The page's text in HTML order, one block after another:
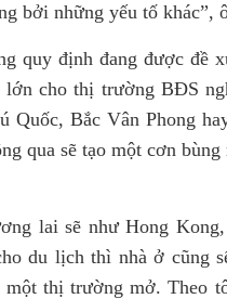
bởi những yếu tố khác”,
quy định đang được đề
cho thị trường BĐS
Quốc, Bắc Vân Phong
qua sẽ tạo một cơn
lai sẽ như Hong
du lịch thì nhà ở cũng
thị trường mở. Theo